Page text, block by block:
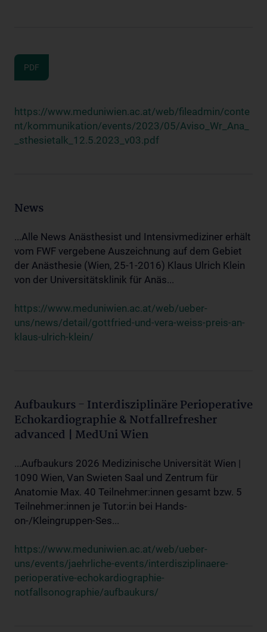
PDF
https://www.meduniwien.ac.at/web/fileadmin/conte
nt/kommunikation/events/2023/05/Aviso_Wr_Ana_
_sthesietalk_12.5.2023_v03.pdf
News
...Alle News Anästhesist und Intensivmediziner erhält
vom FWF vergebene Auszeichnung auf dem Gebiet
der Anästhesie (Wien, 25-1-2016) Klaus Ulrich Klein
von der Universitätsklinik für Anäs...
https://www.meduniwien.ac.at/web/ueber-
uns/news/detail/gottfried-und-vera-weiss-preis-an-
klaus-ulrich-klein/
Aufbaukurs - Interdisziplinäre Perioperative
Echokardiographie & Notfallrefresher
advanced | MedUni Wien
...Aufbaukurs 2026 Medizinische Universität Wien |
1090 Wien, Van Swieten Saal und Zentrum für
Anatomie Max. 40 Teilnehmer:innen gesamt bzw. 5
Teilnehmer:innen je Tutor:in bei Hands-
on-/Kleingruppen-Ses...
https://www.meduniwien.ac.at/web/ueber-
uns/events/jaehrliche-events/interdisziplinaere-
perioperative-echokardiographie-
notfallsonographie/aufbaukurs/